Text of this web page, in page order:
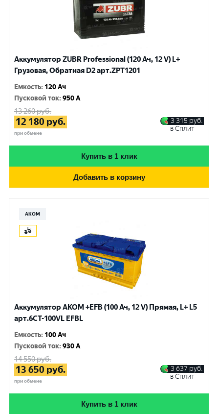
Аккумулятор ZUBR Professional (120 Ач, 12 V) L+
Грузовая, Обратная D2 арт.ZPT1201
Емкость: 120 Ач
Пусковой ток:950 A
13 260руб.
12 180 руб.
при обмене
3 315 руб.
в Сплит
Купить в 1 клик
Добавить в корзину
АКОМ
Аккумулятор AKOM +EFB (100 Ач, 12 V) Прямая, L+ L5
арт.6СТ-100VL EFBL
Емкость: 100 Ач
Пусковой ток:930 A
14 550руб.
13 650 руб.
при обмене
3 637 руб.
в Сплит
Купить в 1 клик